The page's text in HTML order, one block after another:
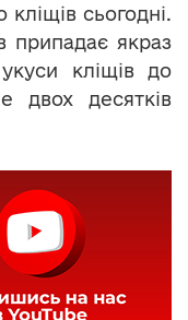
кліщів сьогодні.
припадає якраз
кліщів до
двох десятків